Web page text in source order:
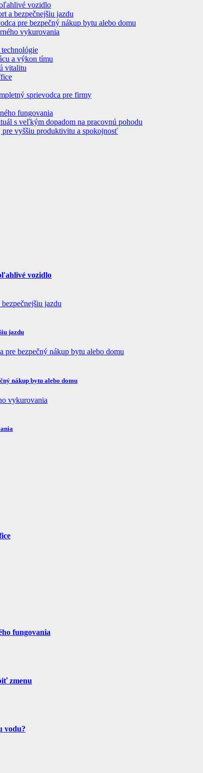
vozidlo
a bezpečnejšiu jazdu
pre bezpečný nákup bytu alebo domu
vykurovania
a výkon tímu
vitalitu
sprievodca pre firmy
fungovania
s veľkým dopadom na pracovnú pohodu
pre vyššiu produktivitu a spokojnosť
vozidlo
jazdu
nákup bytu alebo domu
fungovania
zmenu
vodu?